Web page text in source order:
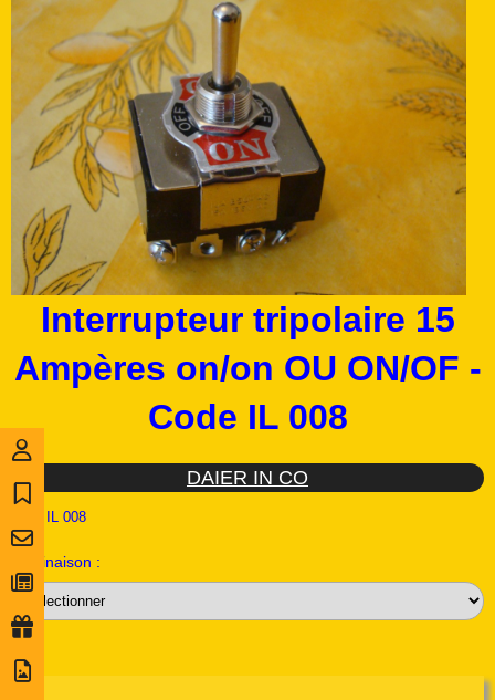
Interrupteur tripolaire 15
Ampères on/on OU ON/OF -
Code IL 008
DAIER IN CO
IL 008
Déclinaison :